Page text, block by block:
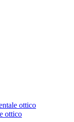
ottico
ottico